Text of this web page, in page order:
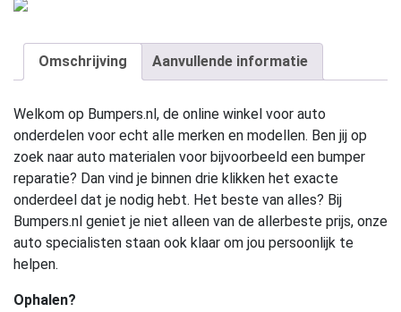
Omschrijving Aanvullende informatie
Welkom op Bumpers.nl, de online winkel voor auto
onderdelen voor echt alle merken en modellen. Ben jij op
zoek naar auto materialen voor bijvoorbeeld een bumper
reparatie? Dan vind je binnen drie klikken het exacte
onderdeel dat je nodig hebt. Het beste van alles? Bij
Bumpers.nl geniet je niet alleen van de allerbeste prijs, onze
auto specialisten staan ook klaar om jou persoonlijk te
helpen.
Ophalen?